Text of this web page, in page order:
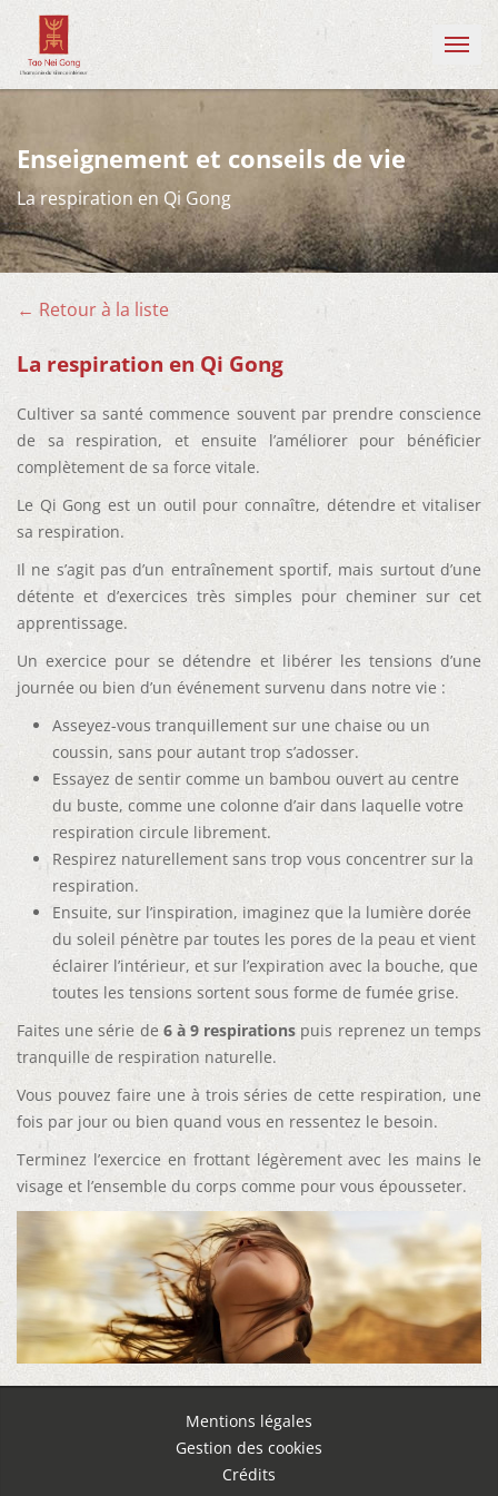
menu
Enseignement et conseils de vie
La respiration en Qi Gong
← Retour à la liste
La respiration en Qi Gong
Cultiver sa santé commence souvent par prendre conscience
de sa respiration, et ensuite l’améliorer pour bénéficier
complètement de sa force vitale.
Le Qi Gong est un outil pour connaître, détendre et vitaliser
sa respiration.
Il ne s’agit pas d’un entraînement sportif, mais surtout d’une
détente et d’exercices très simples pour cheminer sur cet
apprentissage.
Un exercice pour se détendre et libérer les tensions d’une
journée ou bien d’un événement survenu dans notre vie :
Asseyez-vous tranquillement sur une chaise ou un
coussin, sans pour autant trop s’adosser.
Essayez de sentir comme un bambou ouvert au centre
du buste, comme une colonne d’air dans laquelle votre
respiration circule librement.
Respirez naturellement sans trop vous concentrer sur la
respiration.
Ensuite, sur l’inspiration, imaginez que la lumière dorée
du soleil pénètre par toutes les pores de la peau et vient
éclairer l’intérieur, et sur l’expiration avec la bouche, que
toutes les tensions sortent sous forme de fumée grise.
Faites une série de 6 à 9 respirations puis reprenez un temps
tranquille de respiration naturelle.
Vous pouvez faire une à trois séries de cette respiration, une
fois par jour ou bien quand vous en ressentez le besoin.
Terminez l’exercice en frottant légèrement avec les mains le
visage et l’ensemble du corps comme pour vous épousseter.
Mentions légales
Gestion des cookies
Crédits